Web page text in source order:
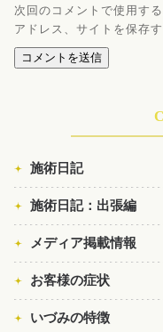
次回のコメントで使用す
アドレス、サイトを保存す
施術日記
施術日記：出張編
メディア掲載情報
お客様の症状
いづみの特徴